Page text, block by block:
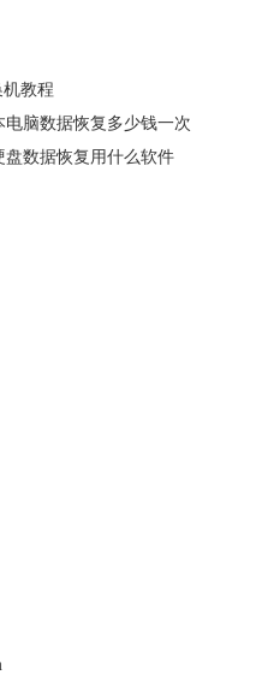
击高级设置上方的第二个按钮可
的文件类型（如图3所示）。
机教程
脑数据恢复多少钱一次
数据恢复用什么软件